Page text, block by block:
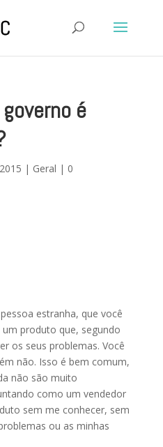
é
| Geral | 0
estranha, que você
produto que, segundo
os seus problemas. Você
não. Isso é bem comum,
não são muito
como um vendedor
sem me conhecer, sem
ou as minhas